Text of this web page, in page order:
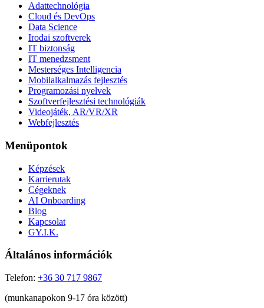
Adattechnológia
Cloud és DevOps
Data Science
Irodai szoftverek
IT biztonság
IT menedzsment
Mesterséges Intelligencia
Mobilalkalmazás fejlesztés
Programozási nyelvek
Szoftverfejlesztési technológiák
Videojáték, AR/VR/XR
Webfejlesztés
Menüpontok
Képzések
Karrierutak
Cégeknek
AI Onboarding
Blog
Kapcsolat
GY.I.K.
Általános információk
Telefon: +36 30 717 9867
(munkanapokon 9-17 óra között)